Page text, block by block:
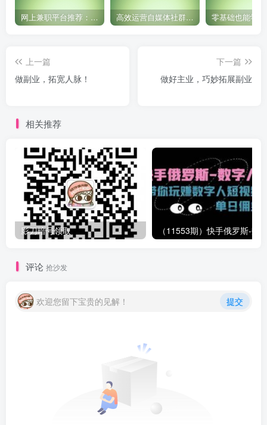
网上兼职平台推荐：国外网赚任务！ 高效运营自媒体社群，让内容更有价值！
上一篇
做副业，拓宽人脉！
下一篇
做好主业，巧妙拓展副业
相关推荐
影刀暗号领取
评论 抢沙发
欢迎您留下宝贵的见解！ 提交